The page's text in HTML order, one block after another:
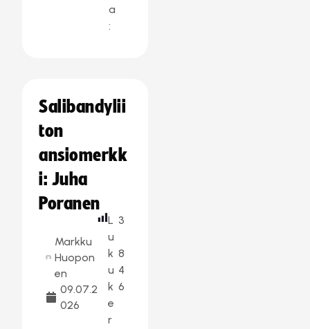
a
:
Salibandylii
ton
ansiomerkk
i: Juha
Poranen
Markku
Huopon
en
09.07.2
026
L
u
k
u
k
e
r
3
8
4
6